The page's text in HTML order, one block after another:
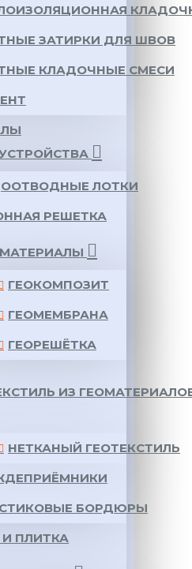
ЗАТИРКИ ДЛЯ ШВОВ
КЛАДОЧНЫЕ СМЕСИ
ЛОТКИ
РЕШЕТКА
ГЕОКОМПОЗИТ
ГЕОМЕМБРАНА
ГЕОРЕШЁТКА
ИЗ
НЕТКАНЫЙ ГЕОТЕКСТИЛЬ
БОРДЮРЫ
ПЛИТКА